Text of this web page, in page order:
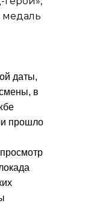
даты,
в
прошло